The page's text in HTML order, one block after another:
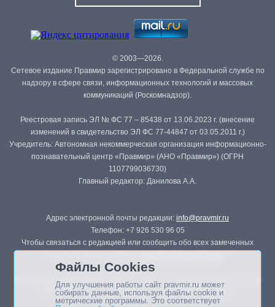
© 2003—2026.
Сетевое издание Правмир зарегистрировано в Федеральной службе по
надзору в сфере связи, информационных технологий и массовых
коммуникаций (Роскомнадзор).
Реестровая запись ЭЛ № ФС 77 – 85438 от 13.06.2023 г. (внесение
изменений в свидетельство ЭЛ ФС 77-44847 от 03.05.2011 г.)
Учредитель: Автономная некоммерческая организация информационно-
познавательный центр «Правмир» (АНО «Правмир») (ОГРН
1107799036730)
Главный редактор: Данилова А.А.
Адрес электронной почты редакции: info@pravmir.ru
Телефон: +7 926 530 96 05
Чтобы связаться с редакцией или сообщить обо всех замеченных
Републикация материалов сайта в печатных изданиях (книгах, прессе)
возможна только с письменного разрешения редакции.
Файлы Cookies
Для улучшения работы сайт pravmir.ru может
собирать данные, используя файлы cookie и
метрические программы. Это соответствует